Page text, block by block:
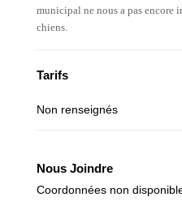
municipal ne nous a pas encore
chiens.
Tarifs
Non renseignés
Nous Joindre
Coordonnées non